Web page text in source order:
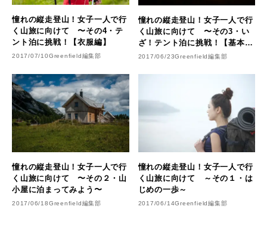
憧れの縦走登山！女子一人で行
く山旅に向けて 〜その4・テ
ント泊に挑戦！【衣服編】
2017/07/10Greenfield編集部
憧れの縦走登山！女子一人で行
く山旅に向けて 〜その3・い
ざ！テント泊に挑戦！【基本
編】～
2017/06/23Greenfield編集部
憧れの縦走登山！女子一人で行
く山旅に向けて 〜その２・山
小屋に泊まってみよう〜
2017/06/18Greenfield編集部
憧れの縦走登山！女子一人で行
く山旅に向けて ～その１・は
じめの一歩～
2017/06/14Greenfield編集部